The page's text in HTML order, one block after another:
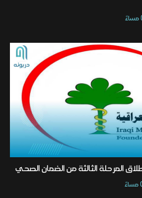
المرحلة الثالثة من الضمان الصحي